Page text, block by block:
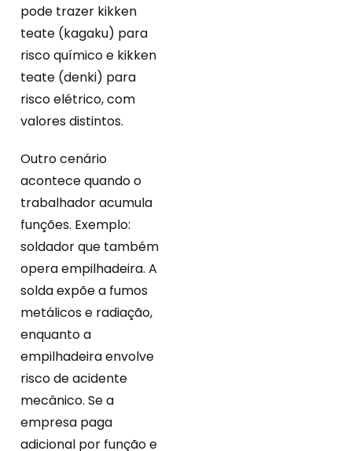
pode trazer kikken
teate (kagaku) para
risco químico e kikken
teate (denki) para
risco elétrico, com
valores distintos.
Outro cenário
acontece quando o
trabalhador acumula
funções. Exemplo:
soldador que também
opera empilhadeira. A
solda expõe a fumos
metálicos e radiação,
enquanto a
empilhadeira envolve
risco de acidente
mecânico. Se a
empresa paga
adicional por função e